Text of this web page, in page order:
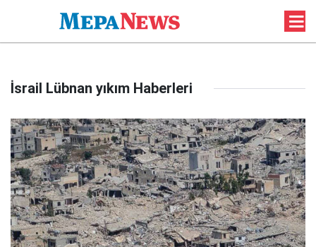
İsrail Lübnan yıkım Haberleri